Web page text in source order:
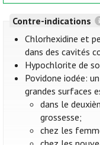
Contre-indications
Chlorhexidine et
dans des cavités
Hypochlorite de
Povidone iodée:
grandes surfaces
dans le
grossesse;
chez les